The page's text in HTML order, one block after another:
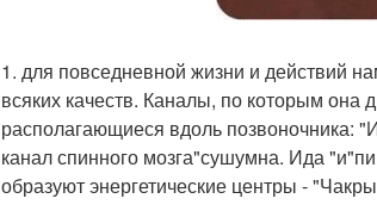
1. для повседневной жизни и действий
всяких качеств. Каналы, по которым
располагающиеся вдоль позвоночника:
канал спинного мозга"сушумна. Ида
образуют энергетические центры -